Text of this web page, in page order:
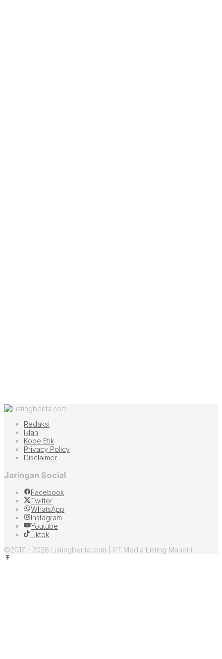
Redaksi
Iklan
Kode Etik
Privacy Policy
Disclaimer
Jaringan Social
Facebook
Twitter
WhatsApp
Instagram
Youtube
Tiktok
©2017 - 2026 Listingberita.com | PT Media Listing Mandiri